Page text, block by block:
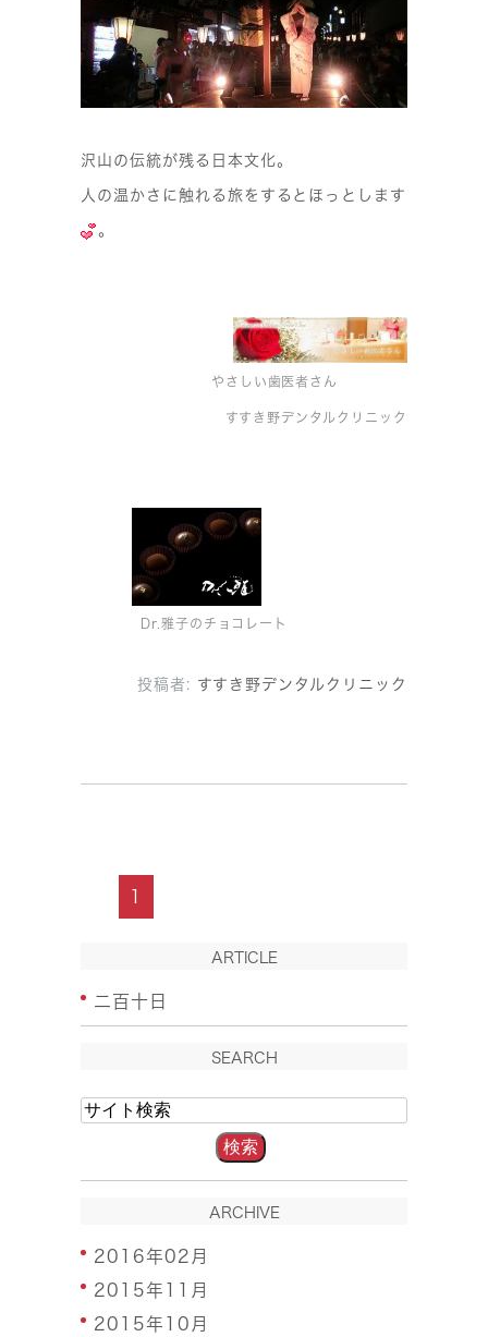
沢山の伝統が残る日本文化。
人の温かさに触れる旅をするとほっとします
。
やさしい歯医者さん
すすき野デンタルクリニック
Dr.雅子のチョコレート
投稿者: すすき野デンタルクリニック
1
ARTICLE
二百十日
SEARCH
ARCHIVE
2016年02月
2015年11月
2015年10月